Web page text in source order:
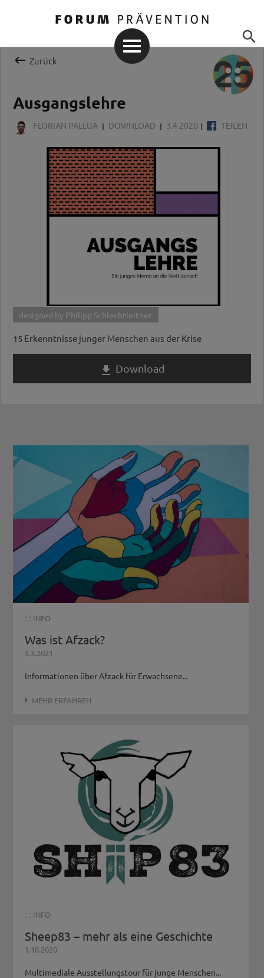

 Zurück
Ausgangslehre
FLORIAN PALLUA DOWNLOAD 3.4.2020 TEILEN
designed by Philipp Schlechtleitner
15 Erkenntnisse junger Menschen aus der Krise
 Download
: : INFO
Was ist Afzack?
5.3.2021
Informationen über Afzack für Erwachsene...
MEHR ERFAHREN
: : INFO
Sheep83 – mehr als eine Geschichte
1.10.2020
Multimediale Ausstellungstour für junge Menschen...